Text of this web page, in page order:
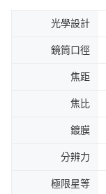
光學設計
鏡筒口徑
焦距
焦比
鍍膜
分辨力
極限星等